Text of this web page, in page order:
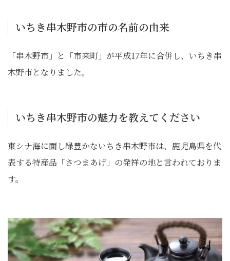
いちき串木野市の市の名前の由来
「串木野市」と「市来町」が平成17年に合併し、いちき串
木野市となりました。
いちき串木野市の魅力を教えてください
東シナ海に面し緑豊かないちき串木野市は、鹿児島県を代
表する特産品「さつまあげ」の発祥の地と言われておりま
す。